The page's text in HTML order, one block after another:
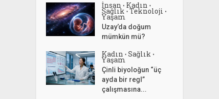
İnsan • Kadın •
Sağlık • Teknoloji •
Yaşam
Uzay’da doğum
mümkün mü?
Kadın • Sağlık •
Yaşam
Çinli biyoloğun “üç
ayda bir regl”
çalışmasına...